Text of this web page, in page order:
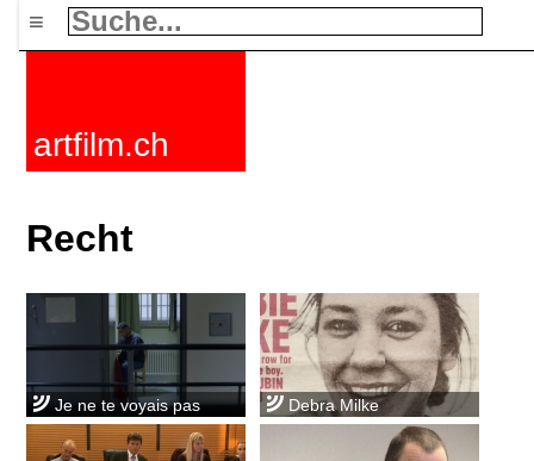
≡
artfilm.ch
Recht
Je ne te voyais pas Debra Milke